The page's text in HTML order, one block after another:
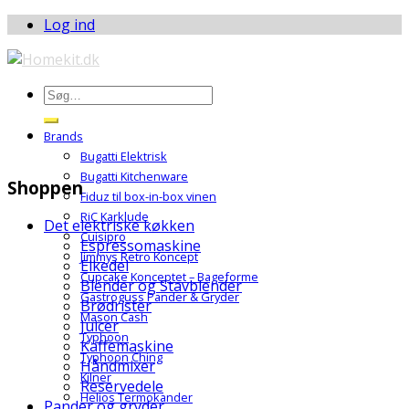
Log ind
Brands
Bugatti Elektrisk
Bugatti Kitchenware
Fiduz til box-in-box vinen
RiC Karklude
Cuisipro
Jimmys Retro Koncept
Cupcake Konceptet – Bageforme
Gastroguss Pander & Gryder
Mason Cash
Typhoon
Typhoon Ching
Kilner
Helios Termokander
Shoppen
Det elektriske køkken
Espressomaskine
Elkedel
Blender og Stavblender
Brødrister
Juicer
Kaffemaskine
Håndmixer
Reservedele